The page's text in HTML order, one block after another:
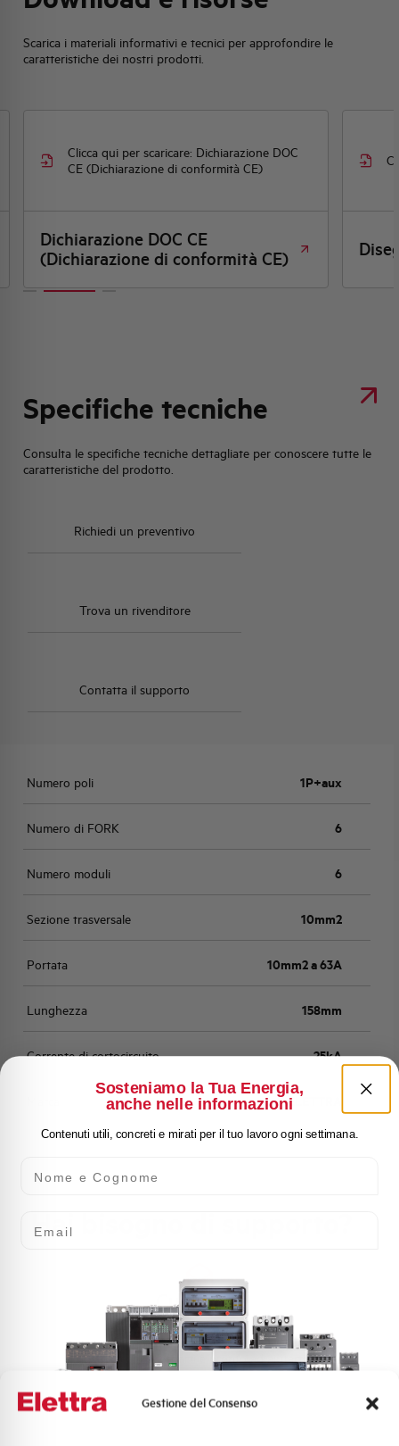
Gestione del Consenso
Scarica i materiali informativi e tecnici per approfondire le
caratteristiche dei nostri prodotti.
Clicca qui per scaricare: Dichiarazione DOC
CE (Dichiarazione di conformità CE)
Dichiarazione DOC CE
(Dichiarazione di conformità CE)
Specifiche tecniche
Consulta le specifiche tecniche dettagliate per conoscere tutte le
caratteristiche del prodotto.
Richiedi un preventivo
Trova un rivenditore
Contatta il supporto
Numero poli 1P+aux
Numero di FORK 6
Numero moduli 6
Sezione trasversale 10mm2
Portata 10mm2 a 63A
Lunghezza 158mm
Corrente di cortocircuito 25kA
ELETTRA
Hai bisogno di supporto?
Customer
Care
l nostro team di esperti è pronto ad aiutarti con
supporto tecnico, assistenza post-vendita e gestione
Sosteniamo la Tua Energia,
anche nelle informazioni
Contenuti utili, concreti e mirati per il tuo lavoro ogni settimana.